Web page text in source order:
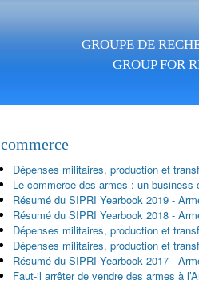
GROUPE DE
GROUP FOR
commerce
Dépenses militaires, production et
Le commerce des armes : un business
Résumé du SIPRI Yearbook 2019 -
Résumé du SIPRI Yearbook 2018 -
Dépenses militaires, production et
Dépenses militaires, production et
Résumé du SIPRI Yearbook 2017 -
Faut-il arrêter de vendre des armes à